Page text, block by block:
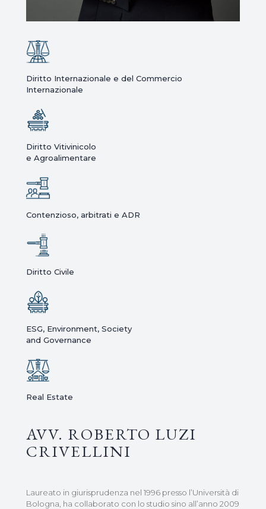
Diritto Internazionale e del Commercio
Internazionale
Diritto Vitivinicolo
e Agroalimentare
Contenzioso, arbitrati e ADR
Diritto Civile
ESG, Environment, Society
and Governance
Real Estate
AVV. ROBERTO LUZI
CRIVELLINI
Laureato in giurisprudenza nel 1996 presso l’Università di
Bologna, ha collaborato con lo studio sino all’anno 2009